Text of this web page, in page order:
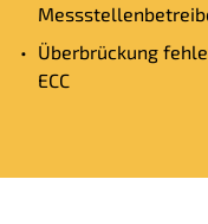
Überbrückung
ECC